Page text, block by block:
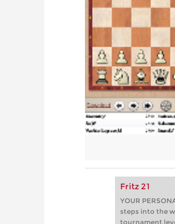
Fritz 21
YOUR
steps into the